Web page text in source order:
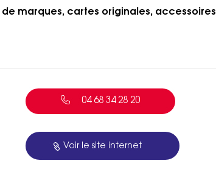
marques, cartes originales, accessoires
04 68 34 28 20
Voir le site internet